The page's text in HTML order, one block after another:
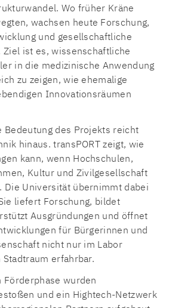
Wo früher Kräne
wachsen heute Forschung,
und gesellschaftliche
Ziel ist es, wissenschaftliche
in die medizinische Anwendung
zu zeigen, wie ehemalige
Innovationsräumen
Bedeutung des Projekts reicht
hinaus. transPORT zeigt, wie
kann, wenn Hochschulen,
Kultur und Zivilgesellschaft
Die Universität übernimmt dabei
liefert Forschung, bildet
Ausgründungen und öffnet
für Bürgerinnen und
nicht nur im Labor
erfahrbar.
wurden
und ein Hightech-Netzwerk